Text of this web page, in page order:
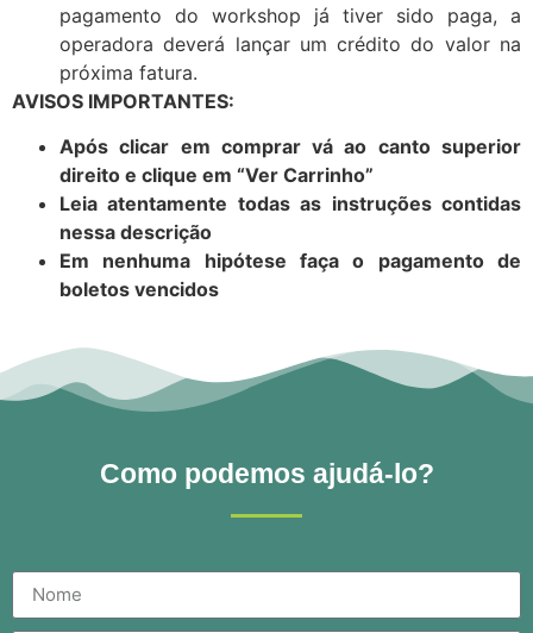
pagamento do workshop já tiver sido paga, a
operadora deverá lançar um crédito do valor na
próxima fatura.
AVISOS IMPORTANTES:
Após clicar em comprar vá ao canto superior
direito e clique em “Ver Carrinho”
Leia atentamente todas as instruções contidas
nessa descrição
Em nenhuma hipótese faça o pagamento de
boletos vencidos
Como podemos ajudá-lo?